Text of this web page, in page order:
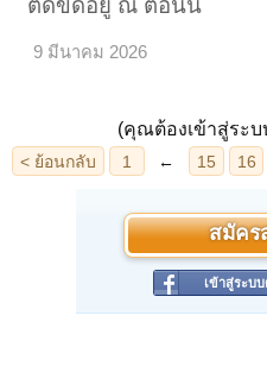
ติดขัดอยู่ ณ ตอนนี้
9 มีนาคม 2026
(คุณต้องเข้าสู่ระบ
สมัคร
เข้าสู่ระบ